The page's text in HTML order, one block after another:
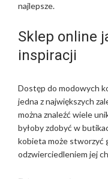
najlepsze.
Sklep online
inspiracji
Dostęp do modowych
jedna z największych
można znaleźć wiele
byłoby zdobyć w
kobieta może stworzyć
odzwierciedleniem jej